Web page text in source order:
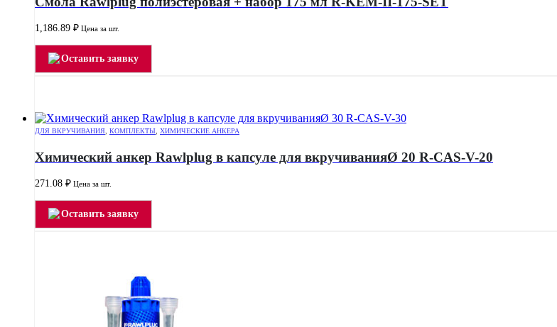
1,186.89 ₽ Цена за шт.
Оставить заявку
ДЛЯ ВКРУЧИВАНИЯ КОМПЛЕКТЫ ХИМИЧЕСКИЕ АНКЕРА
Химический анкер Rawlplug в капсуле для вкручиванияØ 20 R-CAS-V-20
271.08 ₽ Цена за шт.
Оставить заявку